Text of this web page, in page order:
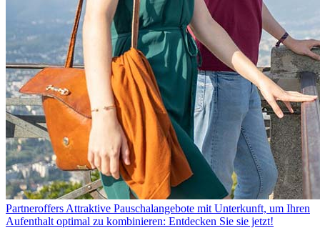
Partneroffers Attraktive Pauschalangebote mit Unterkunft, um Ihren
Aufenthalt optimal zu kombinieren: Entdecken Sie sie jetzt!